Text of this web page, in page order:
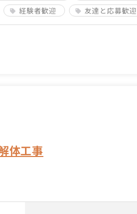
経験者歓迎 友達と応募歓迎
体工事